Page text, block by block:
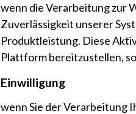
wenn die Verarbeitung zur
Zuverlässigkeit unserer
Produktleistung. Diese
Plattform bereitzustellen,
Einwilligung
wenn Sie der Verarbeitung